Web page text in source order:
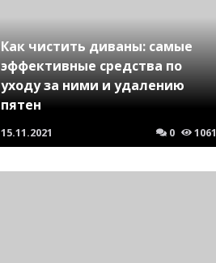
Как чистить диваны: самые
эффективные средства по
уходу за ними и удалению
пятен
15.11.2021 0 1061